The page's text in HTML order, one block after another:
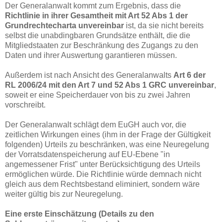
Der Generalanwalt kommt zum Ergebnis, dass die
Richtlinie in ihrer Gesamtheit mit Art 52 Abs 1 der
Grundrechtecharta unvereinbar ist, da sie nicht bereits
selbst die unabdingbaren Grundsätze enthält, die die
Mitgliedstaaten zur Beschränkung des Zugangs zu den
Daten und ihrer Auswertung garantieren müssen.
Außerdem ist nach Ansicht des Generalanwalts Art 6 der
RL 2006/24 mit den Art 7 und 52 Abs 1 GRC unvereinbar,
soweit er eine Speicherdauer von bis zu zwei Jahren
vorschreibt.
Der Generalanwalt schlägt dem EuGH auch vor, die
zeitlichen Wirkungen eines (ihm in der Frage der Gültigkeit
folgenden) Urteils zu beschränken, was eine Neuregelung
der Vorratsdatenspeicherung auf EU-Ebene "in
angemessener Frist" unter Berücksichtigung des Urteils
ermöglichen würde. Die Richtlinie würde demnach nicht
gleich aus dem Rechtsbestand eliminiert, sondern wäre
weiter gültig bis zur Neuregelung.
Eine erste Einschätzung (Details zu den